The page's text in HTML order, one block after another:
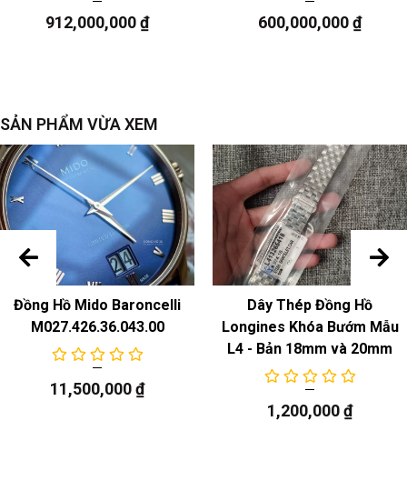
912,000,000₫ 600,000,000₫
SẢN PHẨM VỪA XEM
Đồng Hồ Mido Baroncelli
M027.426.36.043.00
11,500,000₫
Dây Thép Đồng Hồ
Longines Khóa Bướm Mẫu
L4 - Bản 18mm và 20mm
1,200,000₫